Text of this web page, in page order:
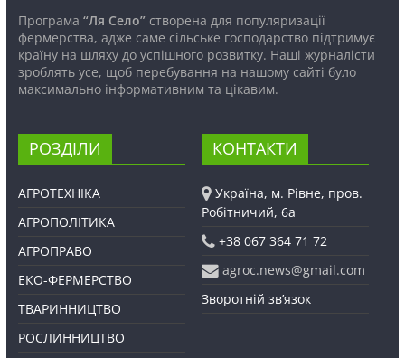
Програма “Ля Село”створена для популяризації
фермерства, адже саме сільське господарство підтримує
країну на шляху до успішного розвитку. Наші журналісти
зроблять усе, щоб перебування на нашому сайті було
максимально інформативним та цікавим.
РОЗДІЛИ
АГРОТЕХНІКА
АГРОПОЛІТИКА
АГРОПРАВО
ЕКО-ФЕРМЕРСТВО
ТВАРИННИЦТВО
РОСЛИННИЦТВО
КОНТАКТИ
Україна, м. Рівне, пров.
Робітничий, 6а
+38 067 364 71 72
agroc.news@gmail.com
Зворотній зв’язок